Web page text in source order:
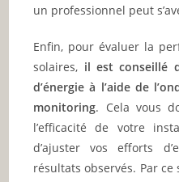
un professionnel peut
Enfin, pour évaluer la
solaires, il est conseillé
d’énergie à l’aide de
monitoring. Cela vous
l’efficacité de votre
d’ajuster vos efforts
résultats observés. Par